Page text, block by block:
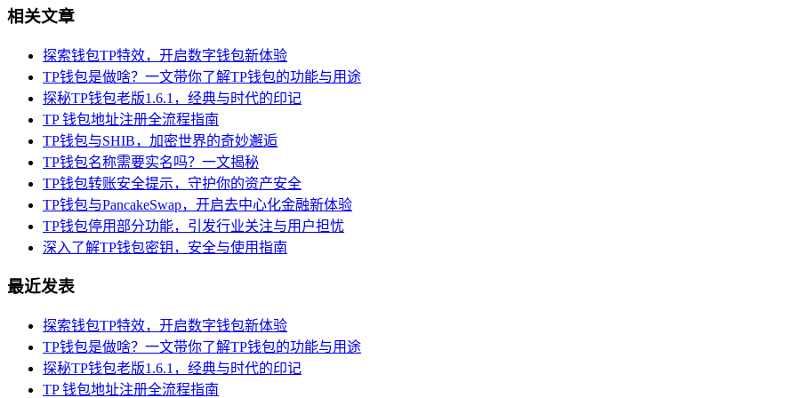
相关文章
探索钱包TP特效，开启数字钱包新体验
TP钱包是做啥？一文带你了解TP钱包的功能与用途
探秘TP钱包老版1.6.1，经典与时代的印记
TP 钱包地址注册全流程指南
TP钱包与SHIB，加密世界的奇妙邂逅
TP钱包名称需要实名吗？一文揭秘
TP钱包转账安全提示，守护你的资产安全
TP钱包与PancakeSwap，开启去中心化金融新体验
TP钱包停用部分功能，引发行业关注与用户担忧
深入了解TP钱包密钥，安全与使用指南
最近发表
探索钱包TP特效，开启数字钱包新体验
TP钱包是做啥？一文带你了解TP钱包的功能与用途
探秘TP钱包老版1.6.1，经典与时代的印记
TP 钱包地址注册全流程指南